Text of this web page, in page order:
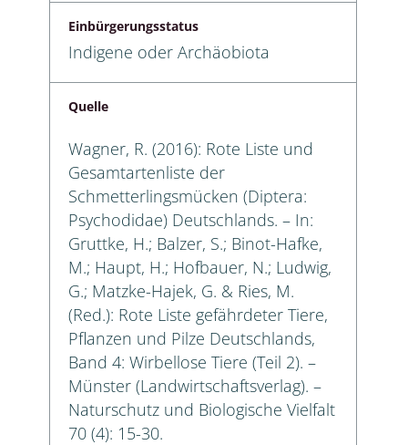
Einbürgerungsstatus
Indigene oder Archäobiota
Quelle
Wagner, R. (2016): Rote Liste und
Gesamtartenliste der
Schmetterlingsmücken (Diptera:
Psychodidae) Deutschlands. – In:
Gruttke, H.; Balzer, S.; Binot-Hafke,
M.; Haupt, H.; Hofbauer, N.; Ludwig,
G.; Matzke-Hajek, G. & Ries, M.
(Red.): Rote Liste gefährdeter Tiere,
Pflanzen und Pilze Deutschlands,
Band 4: Wirbellose Tiere (Teil 2). –
Münster (Landwirtschaftsverlag). –
Naturschutz und Biologische Vielfalt
70 (4): 15-30.